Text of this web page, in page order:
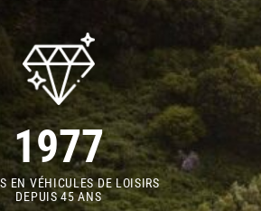
1977
EN VÉHICULES DE LOISIRS
DEPUIS 45 ANS